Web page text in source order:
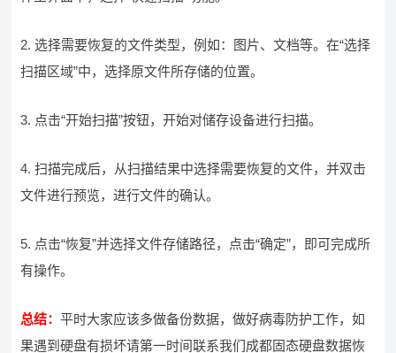
2. 选择需要恢复的文件类型，例如：图片、文档等。在“选择
扫描区域”中，选择原文件所存储的位置。
3. 点击“开始扫描”按钮，开始对储存设备进行扫描。
4. 扫描完成后，从扫描结果中选择需要恢复的文件，并双击
文件进行预览，进行文件的确认。
5. 点击“恢复”并选择文件存储路径，点击“确定”，即可完成所
有操作。
总结：平时大家应该多做备份数据，做好病毒防护工作，如
果遇到硬盘有损坏请第一时间联系我们成都固态硬盘数据恢